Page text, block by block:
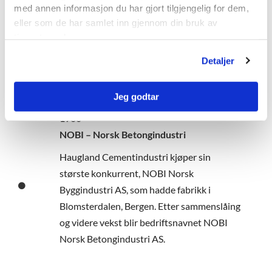
med annen informasjon du har gjort tilgjengelig for dem,
eller som de har samlet inn gjennom din bruk av
Detaljer
Jeg godtar
bedriftstomten. På starten av 80-tallet er
NOBI Norges største bedrift målt i
omsetning per kvadratmeter. Ny fabrikk
1986
NOBI – Norsk Betongindustri
Haugland Cementindustri kjøper sin
største konkurrent, NOBI Norsk
Byggindustri AS, som hadde fabrikk i
Blomsterdalen, Bergen. Etter sammenslåing
og videre vekst blir bedriftsnavnet NOBI
Norsk Betongindustri AS.